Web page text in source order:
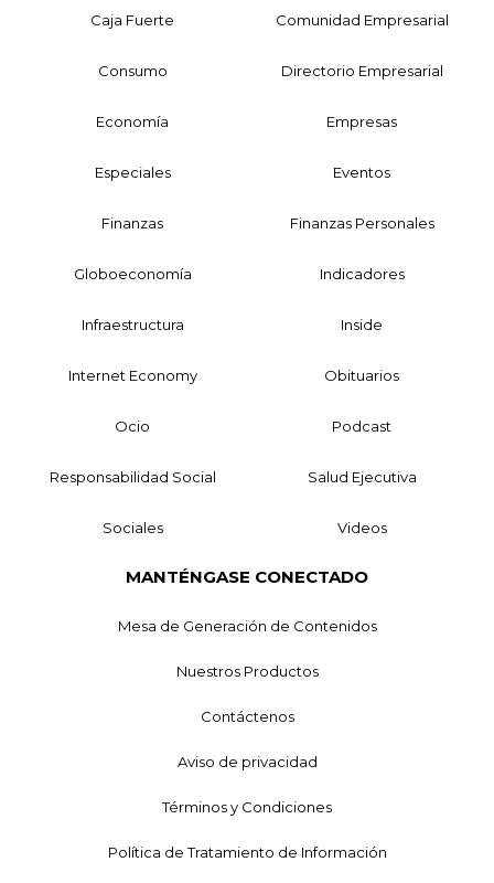
Caja Fuerte Comunidad Empresarial
Consumo Directorio Empresarial
Economía Empresas
Especiales Eventos
Finanzas Finanzas Personales
Globoeconomía Indicadores
Infraestructura Inside
Internet Economy Obituarios
Ocio Podcast
Responsabilidad Social Salud Ejecutiva
Sociales Videos
MANTÉNGASE CONECTADO
Mesa de Generación de Contenidos
Nuestros Productos
Contáctenos
Aviso de privacidad
Términos y Condiciones
Política de Tratamiento de Información